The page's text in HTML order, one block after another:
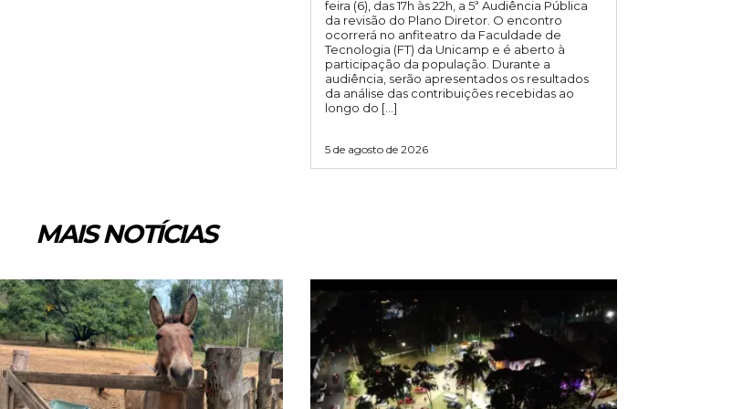
feira (6), das 17h às 22h, a 5ª Audiência Pública
da revisão do Plano Diretor. O encontro
ocorrerá no anfiteatro da Faculdade de
Tecnologia (FT) da Unicamp e é aberto à
participação da população. Durante a
audiência, serão apresentados os resultados
da análise das contribuições recebidas ao
longo do […]
5 de agosto de 2026
MAIS NOTÍCIAS